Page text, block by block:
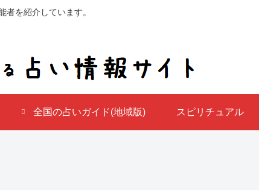
者を紹介しています。
全国の占いガイド(地域版) スピリチュアル